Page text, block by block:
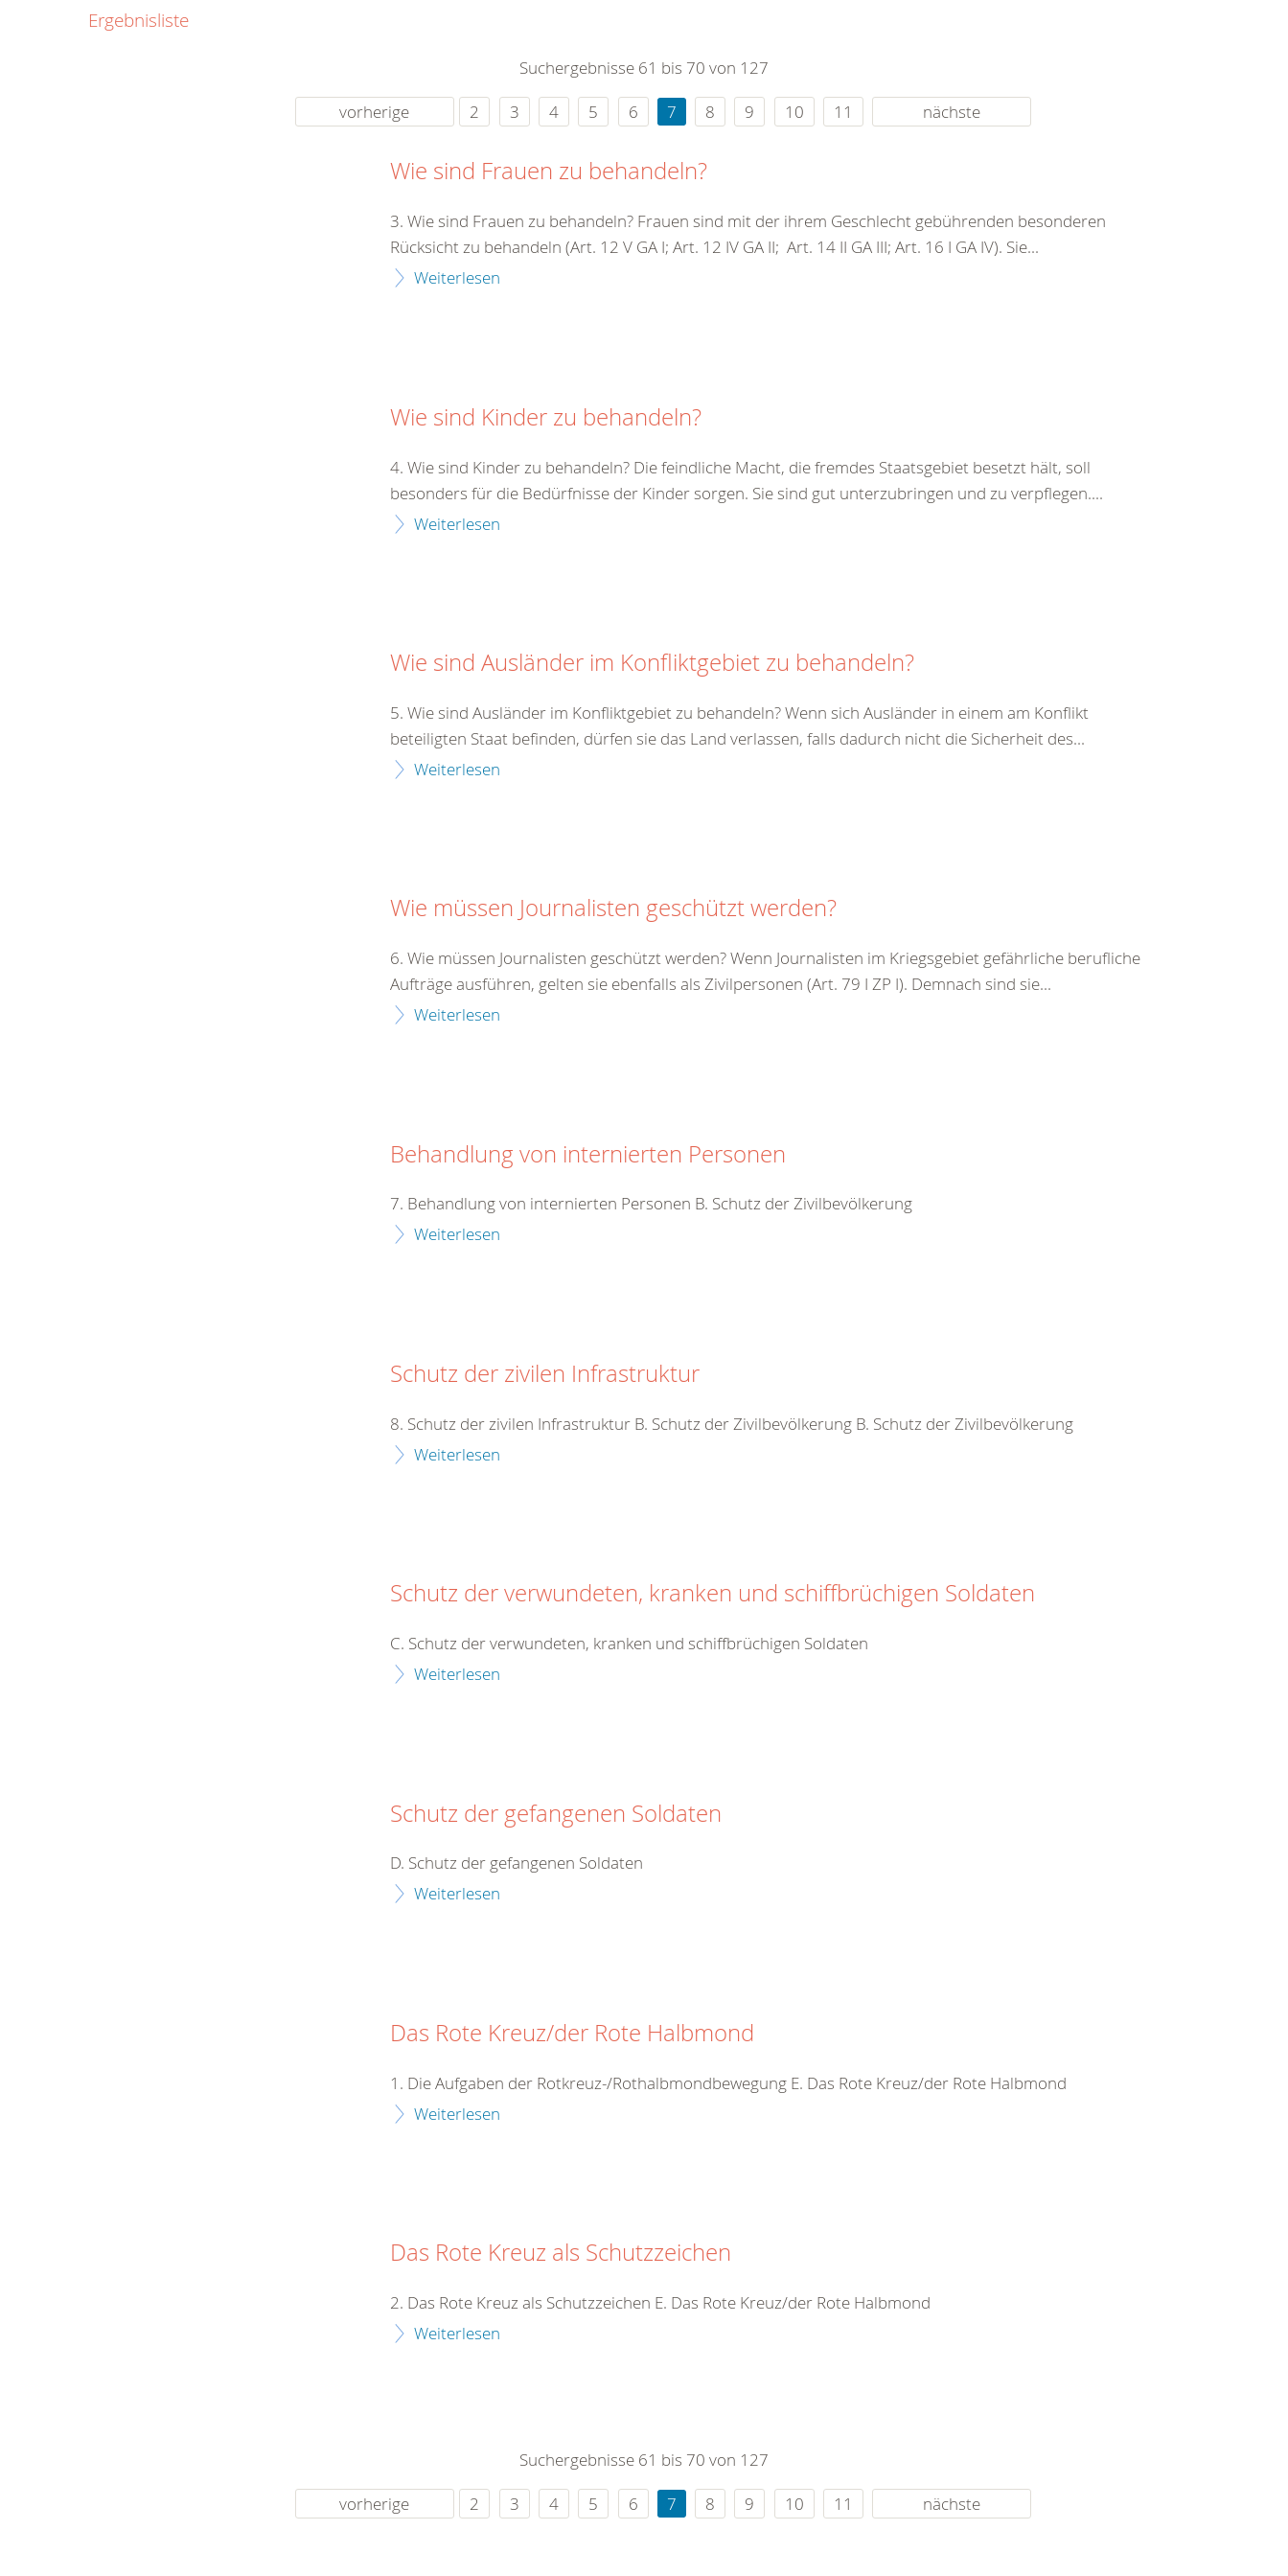
rund um die Uhr
Ergebnisliste
Suchergebnisse 61 bis 70 von 127
vorherige
2 3 4 5 6 7 8 9 10 11 nächste
Wie sind Frauen zu behandeln?
3. Wie sind Frauen zu behandeln? Frauen sind mit der ihrem Geschlecht gebührenden besonderen
Rücksicht zu behandeln (Art. 12 V GA I; Art. 12 IV GA II; Art. 14 II GA III; Art. 16 I GA IV). Sie...
Weiterlesen
Wie sind Kinder zu behandeln?
4. Wie sind Kinder zu behandeln? Die feindliche Macht, die fremdes Staatsgebiet besetzt hält, soll
besonders für die Bedürfnisse der Kinder sorgen. Sie sind gut unterzubringen und zu verpflegen....
Weiterlesen
Wie sind Ausländer im Konfliktgebiet zu behandeln?
5. Wie sind Ausländer im Konfliktgebiet zu behandeln? Wenn sich Ausländer in einem am Konflikt
beteiligten Staat befinden, dürfen sie das Land verlassen, falls dadurch nicht die Sicherheit des...
Weiterlesen
Wie müssen Journalisten geschützt werden?
6. Wie müssen Journalisten geschützt werden? Wenn Journalisten im Kriegsgebiet gefährliche berufliche
Aufträge ausführen, gelten sie ebenfalls als Zivilpersonen (Art. 79 I ZP I). Demnach sind sie...
Weiterlesen
Behandlung von internierten Personen
7. Behandlung von internierten Personen B. Schutz der Zivilbevölkerung
Weiterlesen
Schutz der zivilen Infrastruktur
8. Schutz der zivilen Infrastruktur B. Schutz der Zivilbevölkerung B. Schutz der Zivilbevölkerung
Weiterlesen
Schutz der verwundeten, kranken und schiffbrüchigen Soldaten
C. Schutz der verwundeten, kranken und schiffbrüchigen Soldaten
Weiterlesen
Schutz der gefangenen Soldaten
D. Schutz der gefangenen Soldaten
Weiterlesen
Das Rote Kreuz/der Rote Halbmond
1. Die Aufgaben der Rotkreuz-/Rothalbmondbewegung E. Das Rote Kreuz/der Rote Halbmond
Weiterlesen
Das Rote Kreuz als Schutzzeichen
2. Das Rote Kreuz als Schutzzeichen E. Das Rote Kreuz/der Rote Halbmond
Weiterlesen
Suchergebnisse 61 bis 70 von 127
vorherige
2 3 4 5 6 7 8 9 10 11 nächste